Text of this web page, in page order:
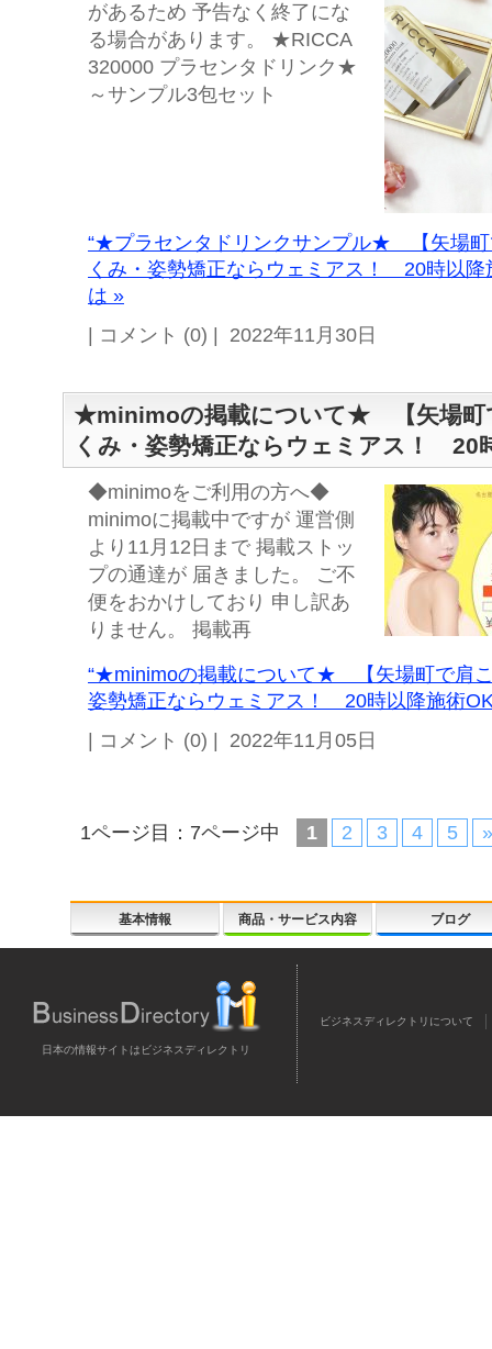
があるため 予告なく終了にな
る場合があります。 ★RICCA
320000 プラセンタドリンク★
～サンプル3包セット
“★プラセンタドリンクサンプル★ 【矢場町
くみ・姿勢矯正ならウェミアス！ 20時以降
は »
| コメント (0) | 2022年11月30日
★minimoの掲載について★ 【矢場町
くみ・姿勢矯正ならウェミアス！ 20
◆minimoをご利用の方へ◆
minimoに掲載中ですが 運営側
より11月12日まで 掲載ストッ
プの通達が 届きました。 ご不
便をおかけしており 申し訳あ
りません。 掲載再
“★minimoの掲載について★ 【矢場町で肩
姿勢矯正ならウェミアス！ 20時以降施術
| コメント (0) | 2022年11月05日
1ページ目：7ページ中 1 2 3 4 5 »
基本情報 商品・サービス内容 ブログ
日本の情報サイトはビジネスディレクトリ
ビジネスディレクトリについて